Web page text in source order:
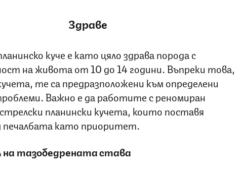
Здраве
куче е като цяло здрава порода с
на живота от 10 до 14 години. Въпреки това,
те са предразположени към определени
Важно е да работите с реномиран
планински кучета, които поставя
печалбата като приоритет.
на тазобедрената става